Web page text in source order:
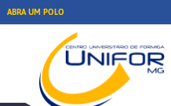
ABRA UM POLO